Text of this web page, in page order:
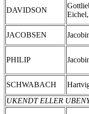
DAVIDSON
Eichel,
JACOBSEN
PHILIP
SCHWABACH
UKENDT ELLER